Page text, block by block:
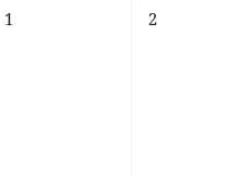
Keine Termine, Samstag, 1.
1 Keine
2